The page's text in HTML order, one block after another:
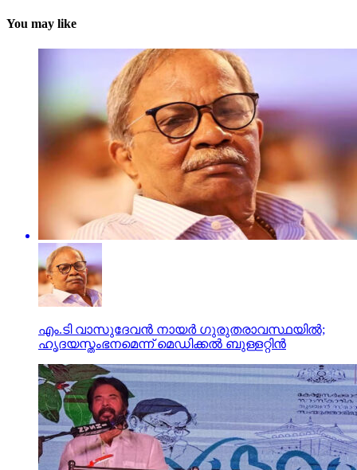
You may like
എം.ടി വാസുദേവന്‍ നായര്‍ ഗുരുതരാവസ്ഥയില്‍;
ഹൃദയസ്തംഭനമെന്ന് മെഡിക്കല്‍ ബുള്ളറ്റിന്‍